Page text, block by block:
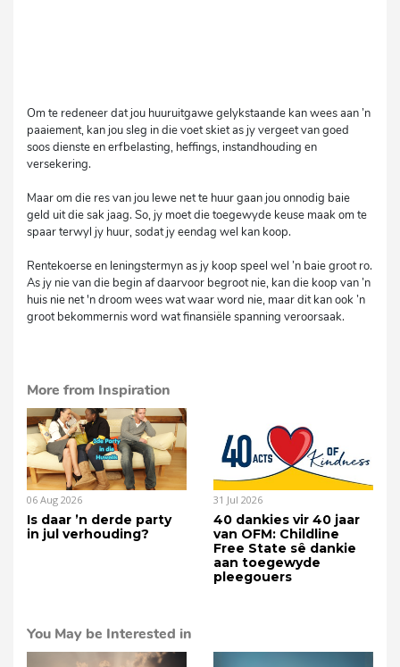
Om te redeneer dat jou huuruitgawe gelykstaande kan wees aan ’n
paaiement, kan jou sleg in die voet skiet as jy vergeet van goed
soos dienste en erfbelasting, heffings, instandhouding en
versekering.
Maar om die res van jou lewe net te huur gaan jou onnodig baie
geld uit die sak jaag. So, jy moet die toegewyde keuse maak om te
spaar terwyl jy huur, sodat jy eendag wel kan koop.
Rentekoerse en leningstermyn as jy koop speel wel ’n baie groot ro.
As jy nie van die begin af daarvoor begroot nie, kan die koop van ’n
huis nie net 'n droom wees wat waar word nie, maar dit kan ook ’n
groot bekommernis word wat finansiële spanning veroorsaak.
More from Inspiration
06 Aug 2026
Is daar ’n derde party
in jul verhouding?
31 Jul 2026
40 dankies vir 40 jaar
van OFM: Childline
Free State sê dankie
aan toegewyde
pleegouers
You May be Interested in